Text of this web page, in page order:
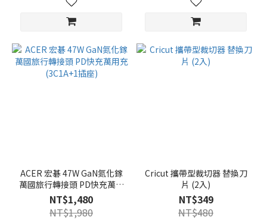
ACER 宏碁 47W GaN氮化鎵
萬國旅行轉接頭 PD快充萬用
充(3C1A+1插座)
NT$1,480
NT$1,980
Cricut 攜帶型裁切器 替換刀
片 (2入)
NT$349
NT$480